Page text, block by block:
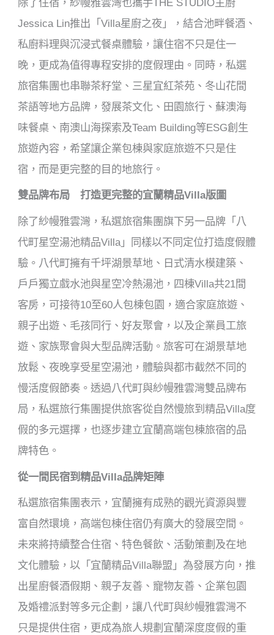
Jessica Lin推出「Villa星廚之夜」，結合池畔餐酒、
私廚料理與沉浸式餐桌體驗，讓住宿不只是住一
晚，更成為值得專程安排的度假理由。同時，私選
旅宿集團也串聯茶籽堂、三星宜紅茶苑、冬山花間
茶語等地方品牌，發展茶文化、田園旅行、蘇澳海
味餐桌、南澳山海探索及Team Building等ESG創生
旅遊內容，希望讓企業包棟與家庭旅遊不只是住
宿，而是更完整的目的地旅行。
雙品牌布局 打造更完整的宜蘭精品Villa版圖
除了紗幔雅雲灣，私選旅宿集團旗下另一品牌「八
代町星空湯池精品Villa」同樣以不同定位打造度假體
驗。八代町擁有千坪湖景草地、日式清水模建築、
戶戶獨立戲水池與星空冷熱湯池，四棟Villa共21間
客房，可接待10至60人包棟包園，適合家庭旅遊、
親子出遊、毛孩同行、好友聚會，以及企業員工旅
遊、家族聚會與大型品牌活動。旅客可在湖景草地
放鬆、夜晚享受星空湯池，體驗與都市截然不同的
慢活度假節奏。透過八代町與紗幔雅雲灣雙品牌布
局，私選旅行集團提供旅客從自然慢旅到精品Villa度
假的多元選擇，也逐步建立宜蘭高端包棟旅宿的品
牌特色。
從一間民宿到精品Villa品牌矩陣
私選旅宿集團表示，宜蘭擁有成熟的觀光資源與豐
富自然環境，高端包棟住宿仍有廣大的發展空間。
未來將持續整合住宿、特色餐飲、活動策劃及在地
文化體驗，以「宜蘭精品Villa聯盟」為發展方向，推
出星廚餐酒假期、親子友善、寵物友善、企業包園
及婚禮派對等多元企劃，讓八代町與紗幔雅雲灣不
只是提供住宿，更成為旅人規劃宜蘭深度度假的重